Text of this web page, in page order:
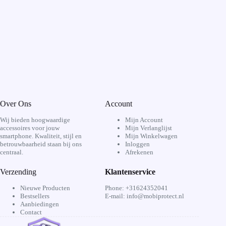
Over Ons
Wij bieden hoogwaardige
accessoires voor jouw
smartphone. Kwaliteit, stijl en
betrouwbaarheid staan bij ons
centraal.
Account
Mijn Account
Mijn Verlanglijst
Mijn Winkelwagen
Inloggen
Afrekenen
Verzending
Nieuwe Producten
Bestsellers
Aanbiedingen
Contact
Klantenservice
Phone: +31624352041
E-mail: info@mobiprotect.nl